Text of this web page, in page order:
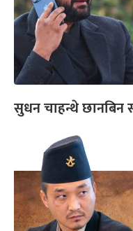
सुधन चाहन्थे छानबिन